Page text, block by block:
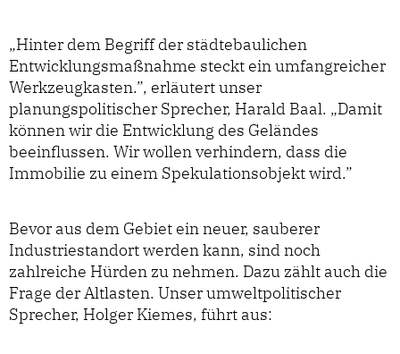
„Hinter dem Begriff der städtebaulichen
Entwicklungsmaßnahme steckt ein umfangreicher
Werkzeugkasten.”, erläutert unser
planungspolitischer Sprecher, Harald Baal. „Damit
können wir die Entwicklung des Geländes
beeinflussen. Wir wollen verhindern, dass die
Immobilie zu einem Spekulationsobjekt wird.”
Bevor aus dem Gebiet ein neuer, sauberer
Industriestandort werden kann, sind noch
zahlreiche Hürden zu nehmen. Dazu zählt auch die
Frage der Altlasten. Unser umweltpolitischer
Sprecher, Holger Kiemes, führt aus: